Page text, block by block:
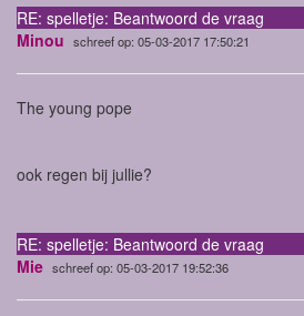
RE: spelletje: Beantwoord de vraag
Minou schreef op: 05-03-2017 17:50:21
The young pope
ook regen bij jullie?
RE: spelletje: Beantwoord de vraag
Mie schreef op: 05-03-2017 19:52:36